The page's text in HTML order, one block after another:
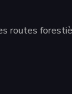
routes